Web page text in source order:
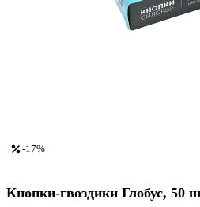
-17%
Кнопки-гвоздики Глобус, 50